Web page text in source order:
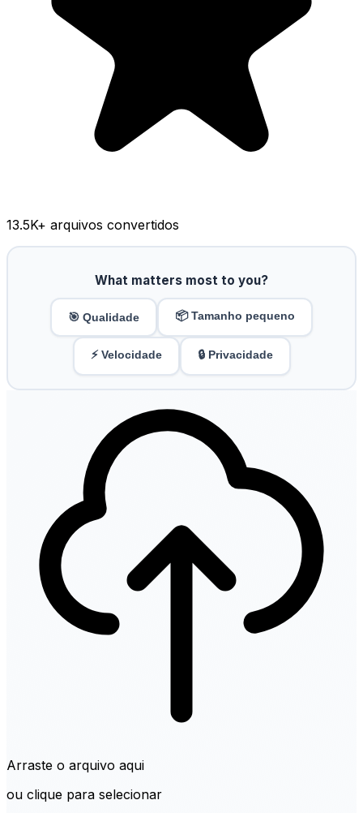
13.5K+ arquivos convertidos
What matters most to you?
🎯 Qualidade 📦 Tamanho pequeno
⚡ Velocidade 🔒 Privacidade
Arraste o arquivo aqui
ou clique para selecionar